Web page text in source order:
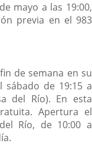
mayo a las 19:00,
previa en el 983
de semana en su
de 19:15 a
del Río). En esta
Apertura el
Río, de 10:00 a